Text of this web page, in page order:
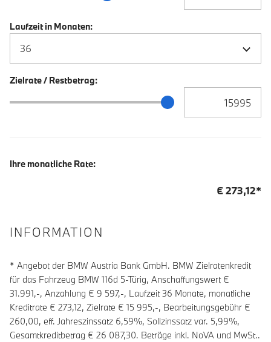
Laufzeit in Monaten:
Zielrate / Restbetrag:
Zielrate / Restbetrag Schieberegler
Ihre monatliche Rate:
€273,12*
INFORMATION
* Angebot der BMW Austria Bank GmbH. BMW Zielratenkredit
für das Fahrzeug BMW 116d 5-Türig, Anschaffungswert €
31.991,-, Anzahlung € 9 597,-, Laufzeit36 Monate, monatliche
Kreditrate € 273,12, Zielrate € 15 995,-, Bearbeitungsgebühr €
260,00, eff. Jahreszinssatz 6,59%, Sollzinssatz var. 5,99%,
Gesamtkreditbetrag € 26 087,30. Beträge inkl. NoVA und MwSt..